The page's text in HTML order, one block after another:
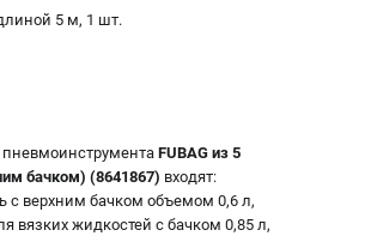
5 м, 1 шт.
FUBAG из 5
бачком) (8641867) входят:
с верхним бачком объемом 0,6 л,
вязких жидкостей с бачком 0,85 л,